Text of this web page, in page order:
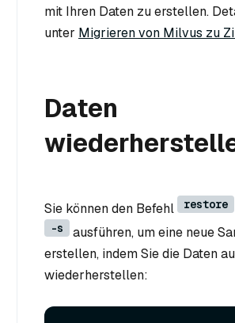
mit Ihren Daten zu erstellen.
unter Migrieren von Milvus zu
Daten
Sie können den Befehl restore
-s
ausführen, um eine neue
erstellen, indem Sie die Daten
wiederherstellen: